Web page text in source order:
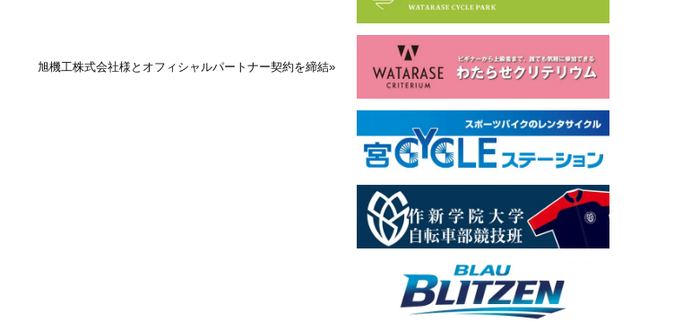
旭機工株式会社様とオフィシャルパートナー契約を締結»